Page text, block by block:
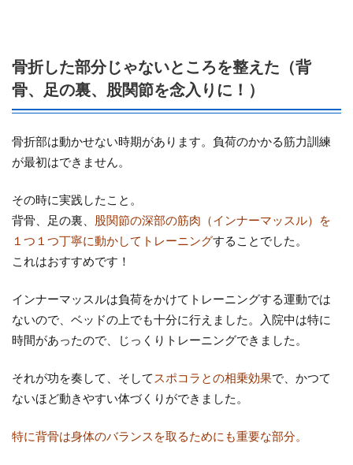
骨折した部分じゃないところを整えた（背
骨、足の裏、股関節を念入りに！）
骨折部は動かせない時期があります。負荷のかかる筋力訓練
が最初はできません。
その時に実践したこと。
背骨、足の裏、 股関節の深部の筋肉（インナーマッスル）を
１つ１つ丁寧に動かしてトレーニングすることでした。
これはおすすめです！
インナーマッスルは負荷をかけてトレーニングする運動では
ないので、ベッドの上でも十分に行えました。入院中は特に
時間があったので、じっくりトレーニングできました。
それが功を奏して、そして スポコラとの相乗効果で、かつて
ないほど動きやすい体づくりができました。
特に背骨は身体のバランスを取るためにも重要な部分。